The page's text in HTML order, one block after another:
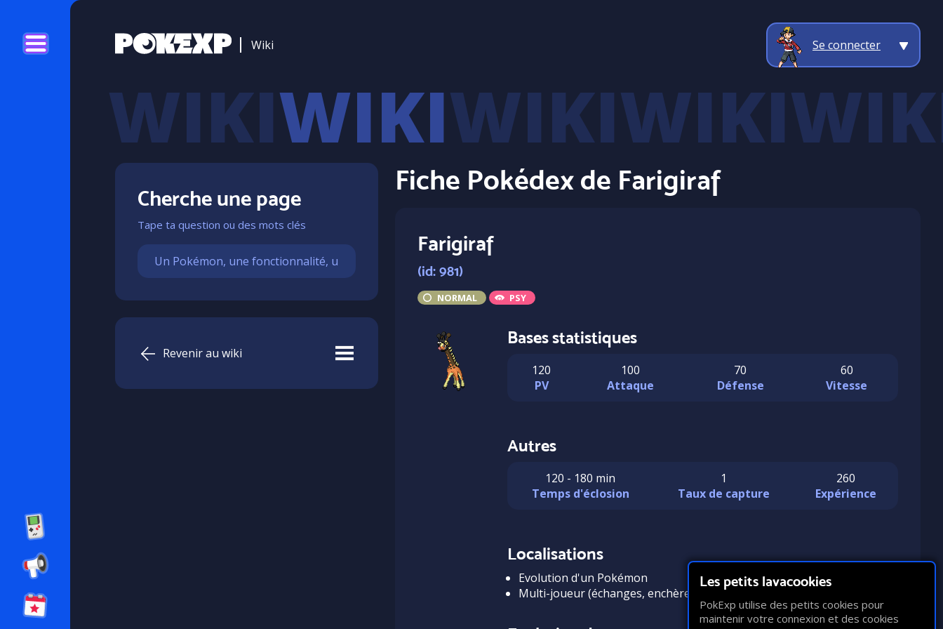
Wiki Se connecter
WIKI
Cherche une page
Tape ta question ou des mots clés
Revenir au wiki
Fiche Pokédex de Farigiraf
Farigiraf
(id: 981)
NORMAL PSY
Bases statistiques
120
PV
100
Attaque
70
Défense
60
Vitesse
Autres
120 - 180 min
Temps d'éclosion
1
Taux de capture
260
Expérience
Localisations
Evolution d'un Pokémon
Multi-joueur (échanges, enchères, troc)
Les petits lavacookies
PokExp utilise des petits cookies pour
maintenir votre connexion et des cookies